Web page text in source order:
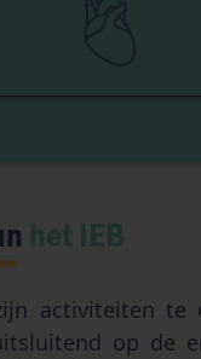
het IEB
activiteiten te
op de